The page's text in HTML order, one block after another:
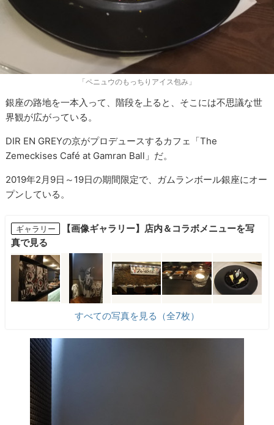
「ペニュウのもっちりアイス包み」
銀座の路地を一本入って、階段を上ると、そこには不思議な世
界観が広がっている。
DIR EN GREYの京がプロデュースするカフェ「The
Zemeckises Café at Gamran Ball」だ。
2019年2月9日～19日の期間限定で、ガムランボール銀座にオー
プンしている。
ギャラリー
【画像ギャラリー】店内＆コラボメニューを写
真で見る
すべての写真を見る（全7枚）